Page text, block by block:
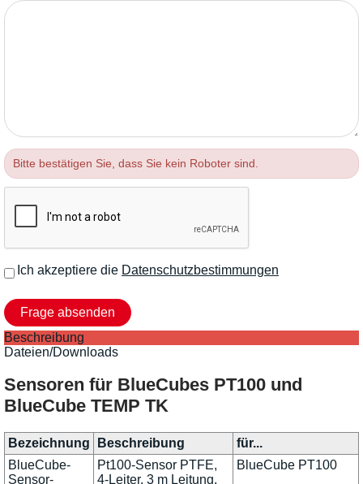
Bitte bestätigen Sie, dass Sie kein Roboter sind.
Ich akzeptiere die Datenschutzbestimmungen
Beschreibung
Dateien/Downloads
Sensoren für BlueCubes PT100 und
BlueCube TEMP TK
Bezeichnung Beschreibung
für...
BlueCube-
Sensor-
Pt100-Sensor PTFE,
4-Leiter, 3 m Leitung,
BlueCube PT100